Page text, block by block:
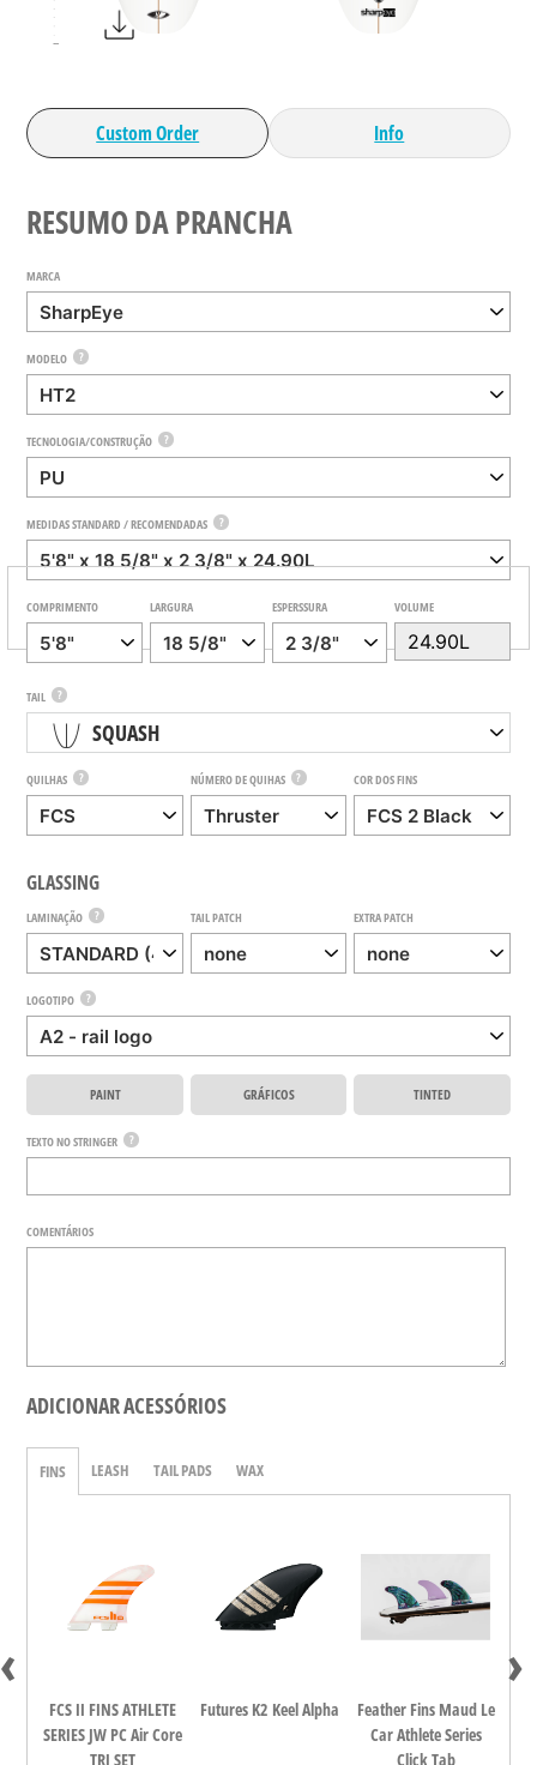
Custom Order Info
RESUMO DA PRANCHA
MARCA
MODELO ?
TECNOLOGIA/CONSTRUÇÃO ?
MEDIDAS STANDARD / RECOMENDADAS ?
COMPRIMENTO LARGURA ESPERSSURA VOLUME
TAIL ?
SQUASH
QUILHAS ? NÚMERO DE QUIHAS ? COR DOS FINS
GLASSING
LAMINAÇÃO ? TAIL PATCH EXTRA PATCH
LOGOTIPO ?
PAINT GRÁFICOS TINTED
TEXTO NO STRINGER ?
COMENTÁRIOS
ADICIONAR ACESSÓRIOS
FINS LEASH TAIL PADS WAX
FCS II FINS ATHLETE
SERIES JW PC Air Core
TRI SET
Futures K2 Keel Alpha
Feather Fins Maud Le
Car Athlete Series
Click Tab
‹ ›